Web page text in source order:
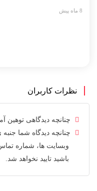
8 ماه پیش
نظرات کاربران
چنانچه دیدگاهی توهین
چنانچه دیدگاه شما جنبه
وبسایت ها، شماره
باشید تایید نخواهد شد.